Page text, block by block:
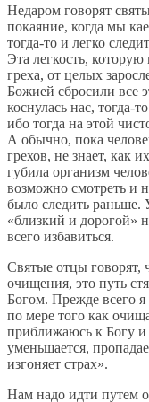
Недаром говорят
покаяние, когда мы
тогда-то и легко
Эта легкость,
греха, от целых
Божией сбросили все
коснулась нас, тогда-
ибо тогда на этой
А обычно, пока
грехов, не знает, как
губила организм
возможно смотреть и
было следить раньше.
«близкий и дорогой»
всего избавиться.
Святые отцы говорят,
очищения, это путь
Богом. Прежде всего я
по мере того как
приближаюсь к Богу
уменьшается,
изгоняет страх».
Нам надо идти путем